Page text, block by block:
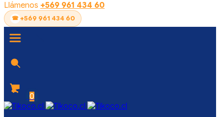
Llámenos +569 961 434 60
+569 961 434 60
0